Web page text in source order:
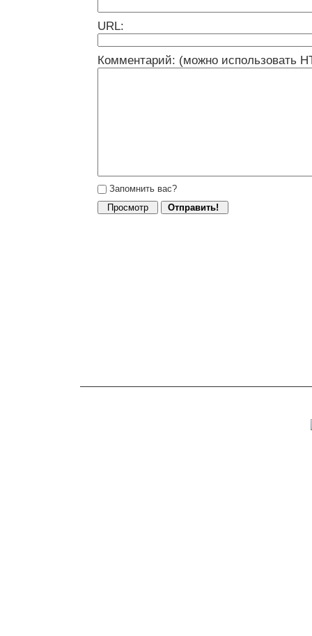
URL:
Комментарий: (можно использовать
Запомнить вас?